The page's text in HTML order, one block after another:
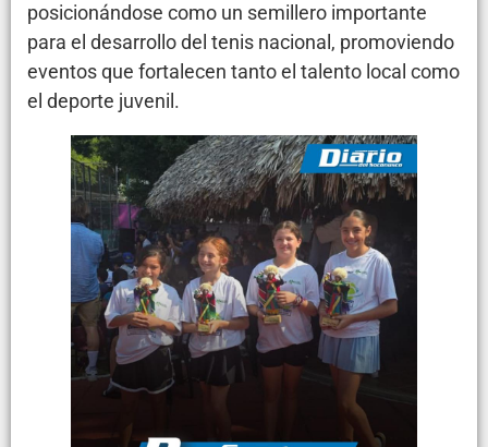
posicionándose como un semillero importante
para el desarrollo del tenis nacional, promoviendo
eventos que fortalecen tanto el talento local como
el deporte juvenil.